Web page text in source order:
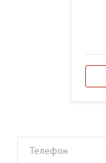
Телефон